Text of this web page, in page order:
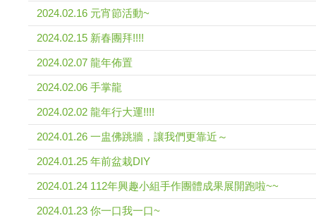
2024.02.16 元宵節活動~
2024.02.15 新春團拜!!!!
2024.02.07 龍年佈置
2024.02.06 手掌龍
2024.02.02 龍年行大運!!!!
2024.01.26 一盅佛跳牆，讓我們更靠近～
2024.01.25 年前盆栽DIY
2024.01.24 112年興趣小組手作團體成果展開跑啦~~
2024.01.23 你一口我一口~